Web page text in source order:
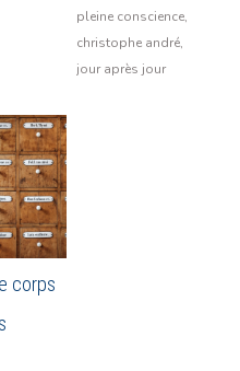
pleine conscience,
christophe andré,
jour après jour
corps